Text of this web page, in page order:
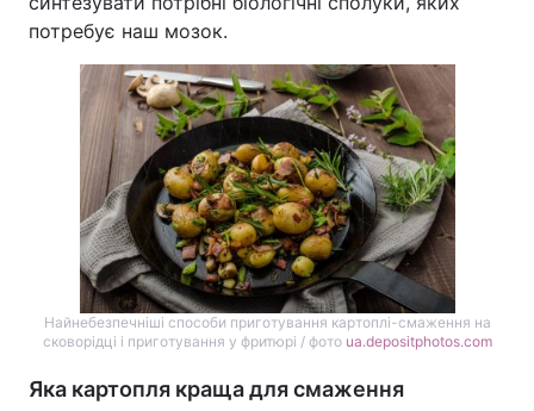
синтезувати потрібні біологічні сполуки, яких
потребує наш мозок.
Найнебезпечніші способи приготування картоплі-смаження на
сковорідці і приготування у фритюрі / фото
ua.depositphotos.com
Яка картопля краща для смаження